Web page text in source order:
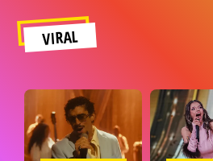
VIRAL